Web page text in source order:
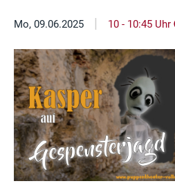
Mo, 09.06.2025 | 10 - 10:45 Uhr